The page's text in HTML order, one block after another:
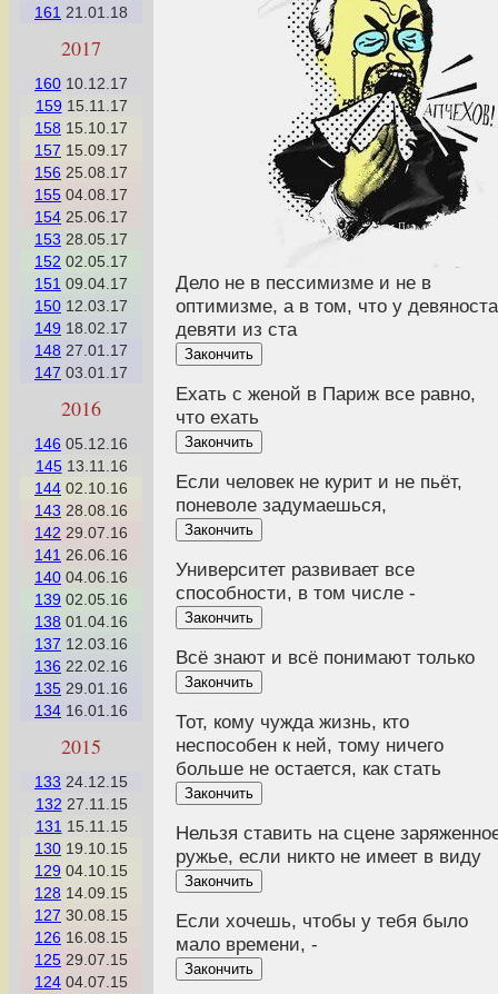
161 21.01.18
2017
160 10.12.17
159 15.11.17
158 15.10.17
157 15.09.17
156 25.08.17
155 04.08.17
154 25.06.17
153 28.05.17
152 02.05.17
151 09.04.17
150 12.03.17
149 18.02.17
148 27.01.17
147 03.01.17
2016
146 05.12.16
14513.11.16
144 02.10.16
143 28.08.16
142 29.07.16
141 26.06.16
140 04.06.16
139 02.05.16
138 01.04.16
137 12.03.16
136 22.02.16
135 29.01.16
134 16.01.16
2015
133 24.12.15
132 27.11.15
131 15.11.15
130 19.10.15
129 04.10.15
128 14.09.15
127 30.08.15
126 16.08.15
125 29.07.15
124 04.07.15
Дело не в пессимизме и не в
оптимизме, а в том, что у девяноста
девяти из ста
Закончить
Ехать с женой в Париж все равно,
что ехать
Закончить
Если человек не курит и не пьёт,
поневоле задумаешься,
Закончить
Университет развивает все
способности, в том числе -
Закончить
Всё знают и всё понимают только
Закончить
Тот, кому чужда жизнь, кто
неспособен к ней, тому ничего
больше не остается, как стать
Закончить
Нельзя ставить на сцене
ружье, если никто не имеет в виду
Закончить
Если хочешь, чтобы у тебя было
мало времени, -
Закончить